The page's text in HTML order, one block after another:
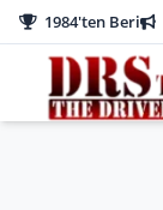
1984'ten Beri